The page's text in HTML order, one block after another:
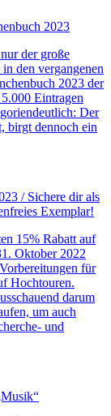
2023
der große
den vergangenen
2023 der
Eintragen
Der
birgt dennoch ein
/ Sichere dir als
Exemplar!
15% Rabatt auf
Oktober 2022
für
Hochtouren.
darum
um auch
und